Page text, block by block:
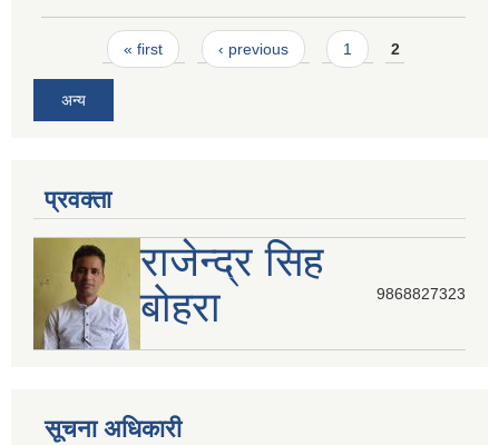
Pages« first ‹ previous 1 2
अन्य
प्रवक्ता
राजेन्द्र सिह
बोहरा
9868827323
सूचना अधिकारी